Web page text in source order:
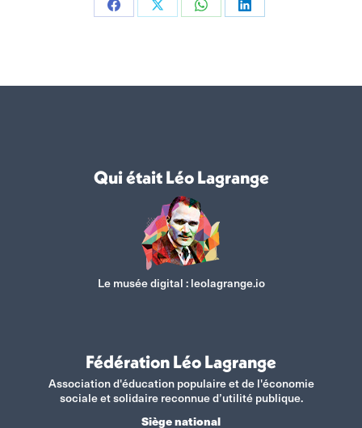
PartagerPartagerPartagerPartager
Qui était Léo Lagrange
Le musée digital :leolagrange.io
Fédération Léo Lagrange
Association d'éducation populaire et de l'économie
sociale et solidaire reconnue d’utilité publique.
Siège national